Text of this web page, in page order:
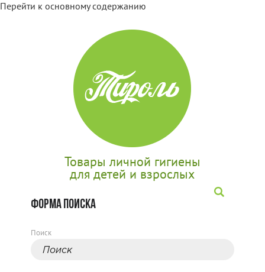
Перейти к основному содержанию
Товары личной гигиены
для детей и взрослых
ФОРМА ПОИСКА
Поиск